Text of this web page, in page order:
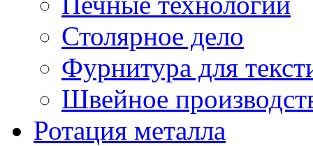
Столярное дело
Фурнитура для
Швейное
Ротация металла